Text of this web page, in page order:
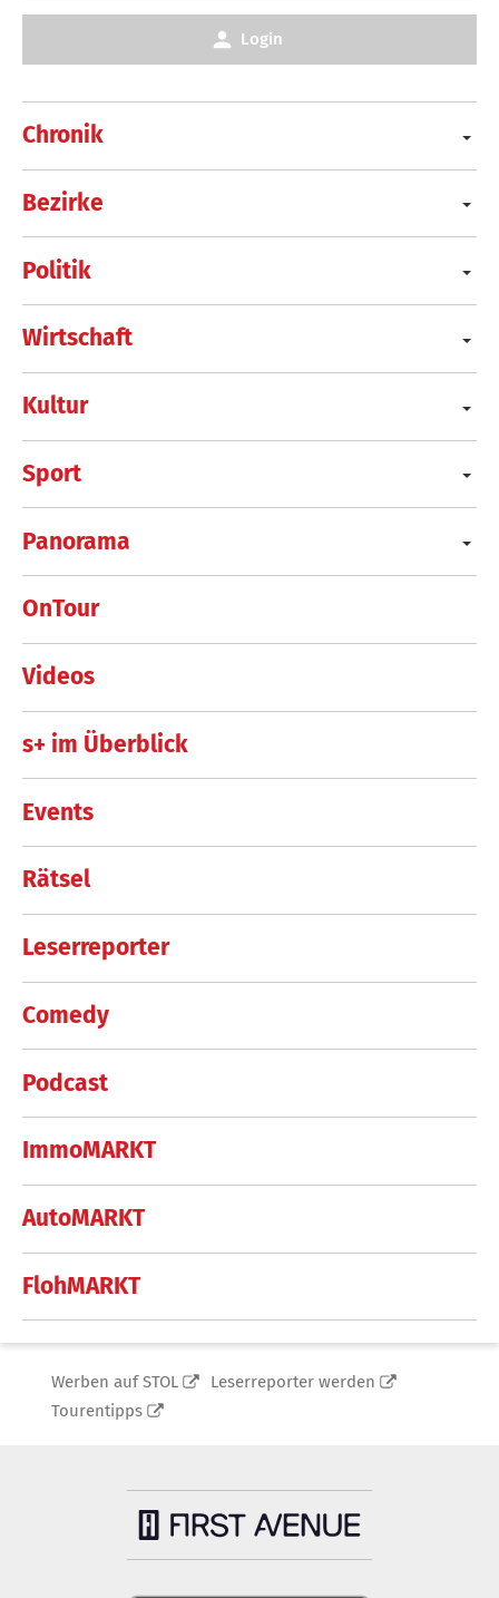
Chronik
Bezirke
Politik
Wirtschaft
Kultur
Sport
Panorama
OnTour
Videos
s+ im Überblick
Events
Rätsel
Leserreporter
Comedy
Podcast
ImmoMARKT
AutoMARKT
FlohMARKT
Login
Werben auf STOL
Leserreporter werden
Tourentipps